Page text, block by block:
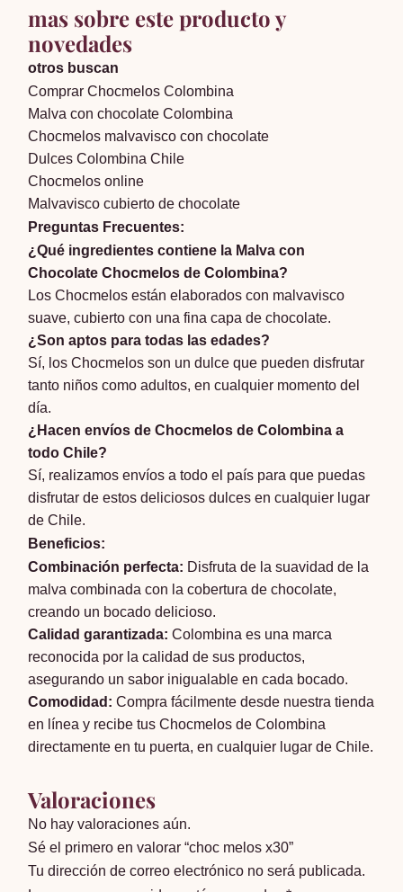
mas sobre este producto y
novedades
otros buscan
Comprar Chocmelos Colombina
Malva con chocolate Colombina
Chocmelos malvavisco con chocolate
Dulces Colombina Chile
Chocmelos online
Malvavisco cubierto de chocolate
Preguntas Frecuentes:
¿Qué ingredientes contiene la Malva con
Chocolate Chocmelos de Colombina?
Los Chocmelos están elaborados con malvavisco
suave, cubierto con una fina capa de chocolate.
¿Son aptos para todas las edades?
Sí, los Chocmelos son un dulce que pueden disfrutar
tanto niños como adultos, en cualquier momento del
día.
¿Hacen envíos de Chocmelos de Colombina a
todo Chile?
Sí, realizamos envíos a todo el país para que puedas
disfrutar de estos deliciosos dulces en cualquier lugar
de Chile.
Beneficios:
Combinación perfecta: Disfruta de la suavidad de la
malva combinada con la cobertura de chocolate,
creando un bocado delicioso.
Calidad garantizada: Colombina es una marca
reconocida por la calidad de sus productos,
asegurando un sabor inigualable en cada bocado.
Comodidad: Compra fácilmente desde nuestra tienda
en línea y recibe tus Chocmelos de Colombina
directamente en tu puerta, en cualquier lugar de Chile.
Valoraciones
No hay valoraciones aún.
Sé el primero en valorar “choc melos x30”
Tu dirección de correo electrónico no será publicada.